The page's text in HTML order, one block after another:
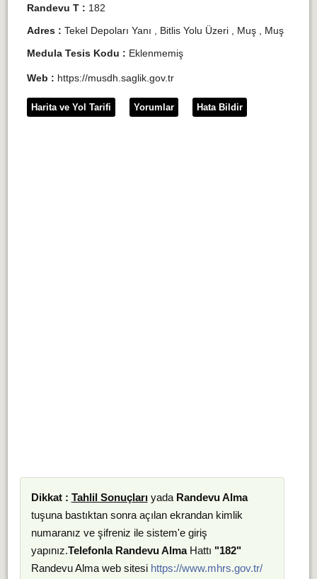
Randevu T : 182
Adres : Tekel Depoları Yanı , Bitlis Yolu Üzeri , Muş , Muş
Medula Tesis Kodu : Eklenmemiş
Web : https://musdh.saglik.gov.tr
Harita ve Yol Tarifi Yorumlar Hata Bildir
Dikkat : Tahlil Sonuçlarıyada Randevu Alma
tuşuna bastıktan sonra açılan ekrandan kimlik
numaranız ve şifreniz ile sistem'e giriş
yapınız.Telefonla Randevu AlmaHattı "182"
Randevu Alma web sitesi https://www.mhrs.gov.tr/